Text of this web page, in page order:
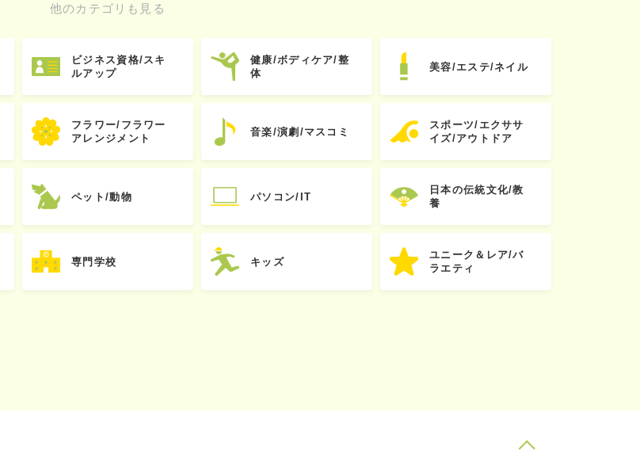
他のカテゴリも見る
ビジネス資格/スキ
ルアップ
健康/ボディケア/整
体
美容/エステ/ネイル
フラワー/フラワー
アレンジメント
音楽/演劇/マスコミ
スポーツ/エクササ
イズ/アウトドア
ペット/動物 パソコン/IT
日本の伝統文化/教
養
専門学校 キッズ
ユニーク＆レア/バ
ラエティ